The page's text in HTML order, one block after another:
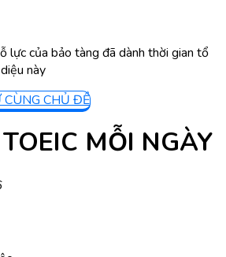
lực của bảo tàng đã dành thời gian tổ
này
CÙNG CHỦ ĐỀ
MỖI NGÀY